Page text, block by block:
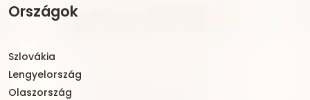
Országok
Szlovákia
Lengyelország
Olaszország